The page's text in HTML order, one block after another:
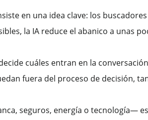
en una idea clave: los
la IA reduce el abanico a unas
cuáles entran en la
fuera del proceso de decisión,
seguros, energía o tecnología—